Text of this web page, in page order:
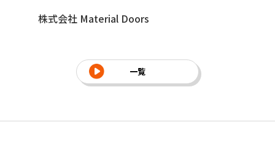
株式会社 Material Doors
一覧